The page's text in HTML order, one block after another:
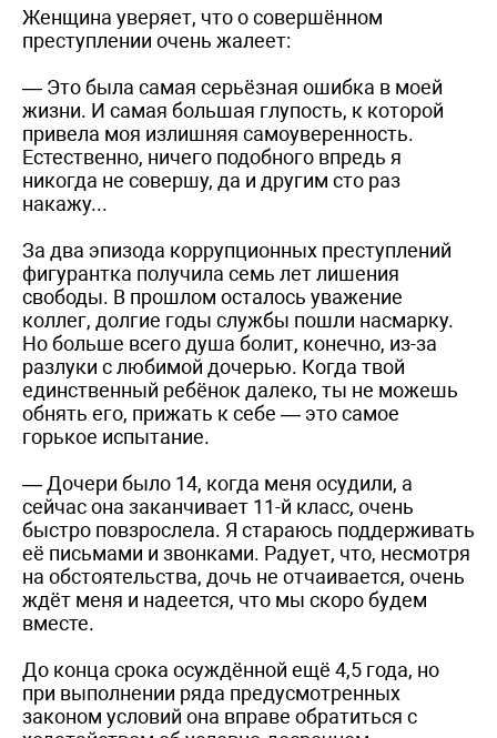
Женщина уверяет, что о совершённом
преступлении очень жалеет:
— Это была самая серьёзная ошибка в моей
жизни. И самая большая глупость, к которой
привела моя излишняя самоуверенность.
Естественно, ничего подобного впредь я
никогда не совершу, да и другим сто раз
накажу...
За два эпизода коррупционных преступлений
фигурантка получила семь лет лишения
свободы. В прошлом осталось уважение
коллег, долгие годы службы пошли насмарку.
Но больше всего душа болит, конечно, из-за
разлуки с любимой дочерью. Когда твой
единственный ребёнок далеко, ты не можешь
обнять его, прижать к себе — это самое
горькое испытание.
— Дочери было 14, когда меня осудили, а
сейчас она заканчивает 11-й класс, очень
быстро повзрослела. Я стараюсь поддерживать
её письмами и звонками. Радует, что, несмотря
на обстоятельства, дочь не отчаивается, очень
ждёт меня и надеется, что мы скоро будем
вместе.
До конца срока осуждённой ещё 4,5 года, но
при выполнении ряда предусмотренных
законом условий она вправе обратиться с